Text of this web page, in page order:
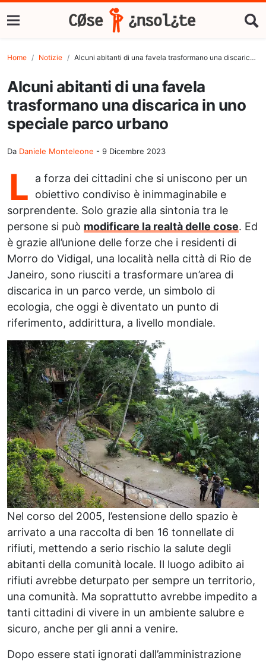
Home Notizie Alcuni abitanti di una favela trasformano una discarica in uno speciale parco urbano
Alcuni abitanti di una favela
trasformano una discarica in uno
speciale parco urbano
Da Daniele Monteleone - 9 Dicembre 2023
L
a forza dei cittadini che si uniscono per un
obiettivo condiviso è inimmaginabile e
sorprendente. Solo grazie alla sintonia tra le
persone si può modificare la realtà delle cose. Ed
è grazie all’unione delle forze che i residenti di
Morro do Vidigal, una località nella città di Rio de
Janeiro, sono riusciti a trasformare un’area di
discarica in un parco verde, un simbolo di
ecologia, che oggi è diventato un punto di
riferimento, addirittura, a livello mondiale.
Nel corso del 2005, l’estensione dello spazio è
arrivato a una raccolta di ben 16 tonnellate di
rifiuti, mettendo a serio rischio la salute degli
abitanti della comunità locale. Il luogo adibito ai
rifiuti avrebbe deturpato per sempre un territorio,
una comunità. Ma soprattutto avrebbe impedito a
tanti cittadini di vivere in un ambiente salubre e
sicuro, anche per gli anni a venire.
Dopo essere stati ignorati dall’amministrazione